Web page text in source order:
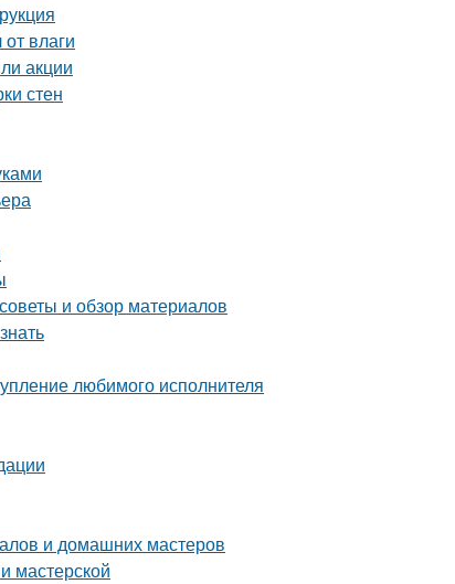
влаги
акции
стен
и обзор материалов
любимого исполнителя
и домашних мастеров
мастерской